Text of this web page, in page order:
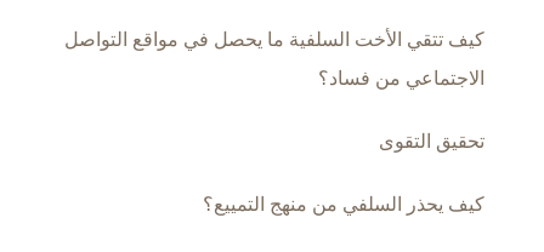
كيف تتقي الأخت السلفية ما يحصل في مواقع التواصل
الاجتماعي من فساد؟
تحقيق التقوى
كيف يحذر السلفي من منهج التمييع؟